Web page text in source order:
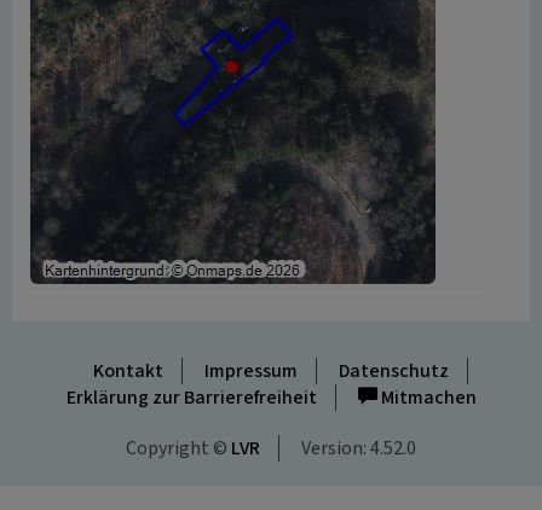
Kontakt Impressum
Datenschutz
Erklärung zur Barrierefreiheit
Mitmachen
Copyright © LVR Version: 4.52.0